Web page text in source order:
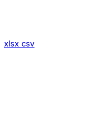
xlsx csv